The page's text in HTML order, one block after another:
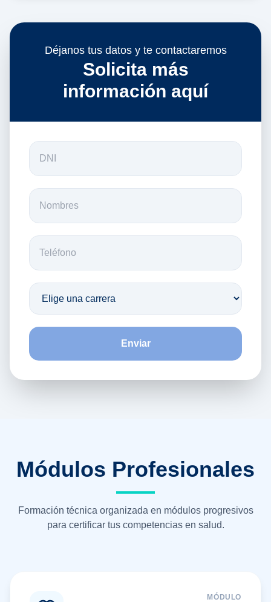
Déjanos tus datos y te contactaremos
Solicita más
información aquí
Enviar
Módulos Profesionales
Formación técnica organizada en módulos progresivos
para certificar tus competencias en salud.
MÓDULO